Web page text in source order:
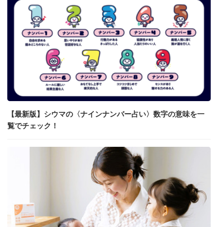
【最新版】シウマの〈ナインナンバー占い〉数字の意味を一
覧でチェック！